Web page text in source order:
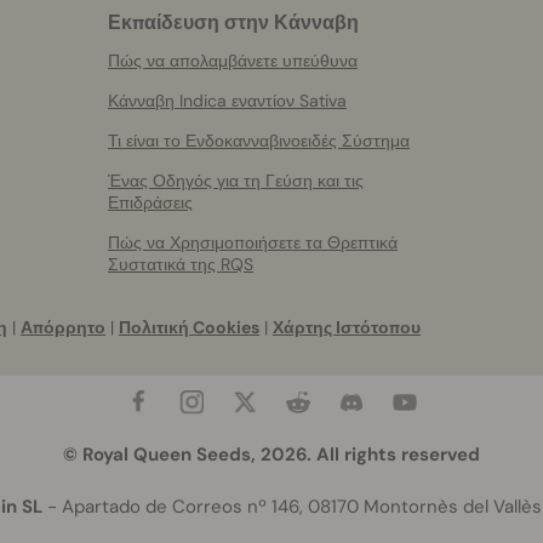
Εκπαίδευση στην Κάνναβη
Πώς να απολαμβάνετε υπεύθυνα
Κάνναβη Indica εναντίον Sativa
Τι είναι το Ενδοκανναβινοειδές Σύστημα
Ένας Οδηγός για τη Γεύση και τις
Επιδράσεις
Πώς να Χρησιμοποιήσετε τα Θρεπτικά
Συστατικά της RQS
| Απόρρητο | Πολιτική Cookies | Χάρτης Ιστότοπου
© Royal Queen Seeds, 2026. All rights reserved
SL - Apartado de Correos nº 146, 08170 Montornès del